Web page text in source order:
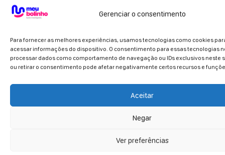
Gerenciar o consentimento
Para fornecer as melhores experiências, usamos tecnologias como cookies
acessar informações do dispositivo. O consentimento para essas tecnologias
processar dados como comportamento de navegação ou IDs exclusivos neste
ou retirar o consentimento pode afetar negativamente certos recursos e
Aceitar
Negar
Ver preferências